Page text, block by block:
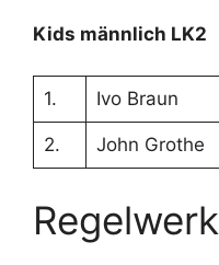
Kids männlich LK2
1. Ivo Braun
2. John Grothe
Regelwerk